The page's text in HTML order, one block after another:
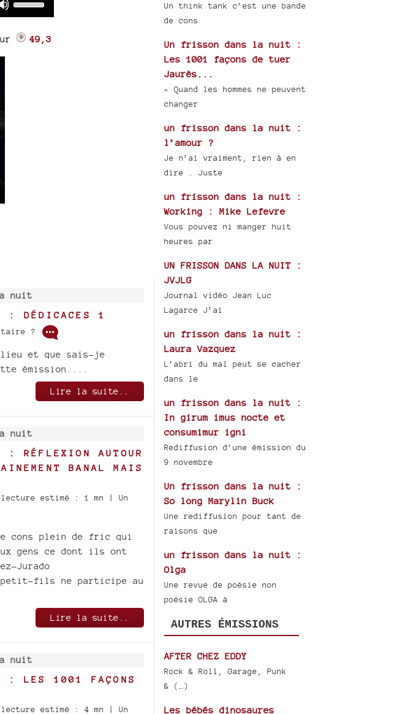
keys49,3
nuit
: DÉDICACES 1
?
lieu et que sais-je
émission....
Lire la suite..
nuit
RÉFLEXION AUTOUR
BANAL MAIS
lecture estimé : 1 mn | Un
cons plein de fric qui
gens ce dont ils ont
Jurado
petit-fils ne participe au
Lire la suite..
nuit
: LES 1001 FAÇONS
lecture estimé : 4 mn | Un
Un think tank c’est une bande
de cons
Un frisson dans la nuit :
Les 1001 façons de tuer
Jaurès...
« Quand les hommes ne peuvent
changer
un frisson dans la nuit :
l’amour ?
Je n’ai vraiment, rien à en
dire . Juste
un frisson dans la nuit :
Working : Mike Lefevre
Vous pouvez ni manger huit
heures par
UN FRISSON DANS LA NUIT :
JVJLG
Journal vidéo Jean Luc
Lagarce J’ai
un frisson dans la nuit :
Laura Vazquez
L’abri du mal peut se cacher
dans le
un frisson dans la nuit :
In girum imus nocte et
consumimur igni
Rediffusion d’une émission du
9 novembre
Un frisson dans la nuit :
So long Marylin Buck
Une rediffusion pour tant de
raisons que
un frisson dans la nuit :
Olga
Une revue de poésie non
poésie OLGA à
AUTRES ÉMISSIONS
AFTER CHEZ EDDY
Rock & Roll, Garage, Punk
& (…)
Les bébés dinosaures